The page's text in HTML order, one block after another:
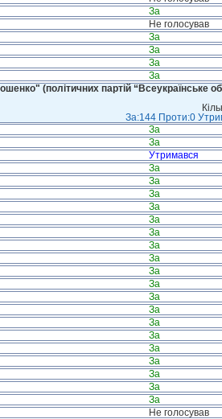
За
Не голосував
За
За
За
За
(політичних партій “Всеукраїнське
За:144 Проти:0
За
За
Утримався
За
За
За
За
За
За
За
За
За
За
За
За
За
За
За
За
За
За
За
Не голосував